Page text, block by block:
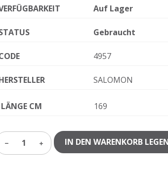
Auf Lager
Gebraucht
4957
SALOMON
LÄNGE CM 169
1 IN DEN WARENKORB